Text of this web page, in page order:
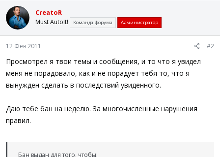
CreatoR
Must AutoIt! Команда форума Администратор
12 Фев 2011 #2
Просмотрел я твои темы и сообщения, и то что я увидел
меня не порадовало, как и не порадует тебя то, что я
вынужден сделать в последствий увиденного.
Даю тебе бан на неделю. За многочисленные нарушения
правил.
Бан выдан для того, чтобы: